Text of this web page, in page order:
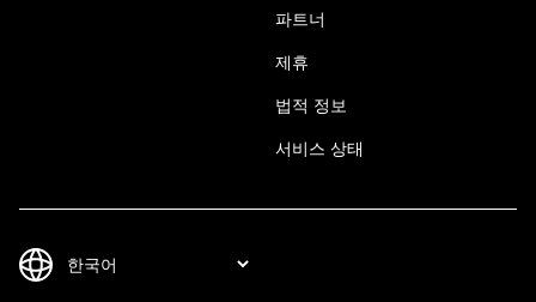
파트너
제휴
법적 정보
서비스 상태